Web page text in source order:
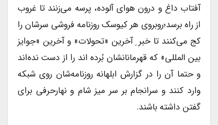
آفتاب داغ و درون هوای آلوده، پرسه می‌زنند تا غروب
از راه برسد؛روبروی هر کیوسک روزنامه فروشی سرشان را
کج می‌کنند تا خبر ِ آخرین «تحولات» و آخرین «جوایز
بین المللی» که قهرمانانشان بُرده اند را از دست نده‌اند
و حتما آن را در گزارش ابلهانه روزنامه‌شان روی شبکه
وارد کنند و سرانجام بر سر میز شام و نهارحرفی برای
گفتن داشته باشند.